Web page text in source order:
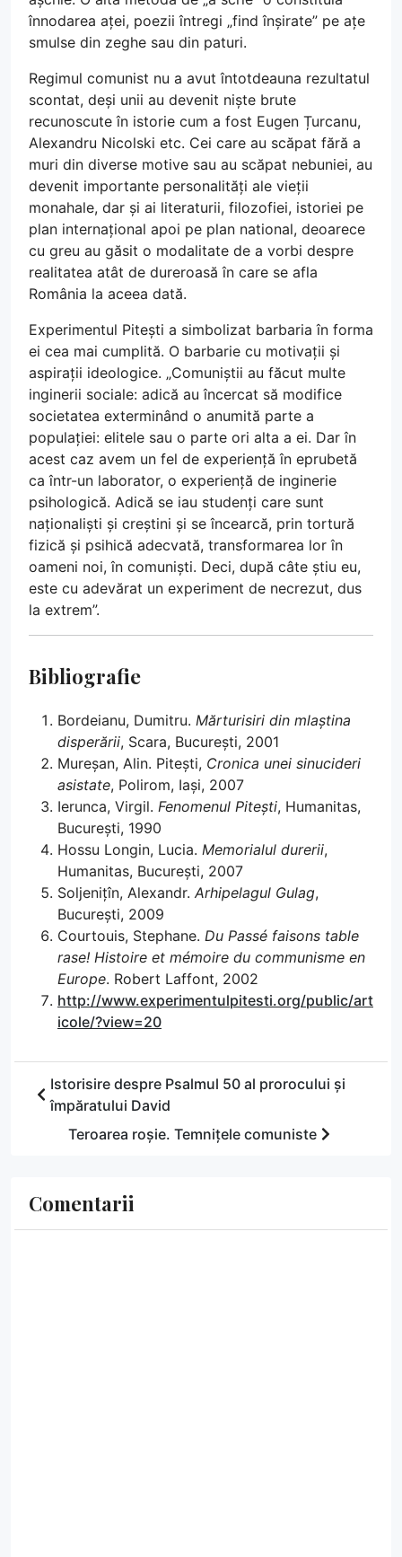
înnodarea aței, poezii întregi „find înșirate” pe ațe
smulse din zeghe sau din paturi.
Regimul comunist nu a avut întotdeauna rezultatul
scontat, deși unii au devenit niște brute
recunoscute în istorie cum a fost Eugen Țurcanu,
Alexandru Nicolski etc. Cei care au scăpat fără a
muri din diverse motive sau au scăpat nebuniei, au
devenit importante personalități ale vieții
monahale, dar și ai literaturii, filozofiei, istoriei pe
plan internațional apoi pe plan national, deoarece
cu greu au găsit o modalitate de a vorbi despre
realitatea atât de dureroasă în care se afla
România la aceea dată.
Experimentul Pitești a simbolizat barbaria în forma
ei cea mai cumplită. O barbarie cu motivații și
aspirații ideologice. „Comuniștii au făcut multe
inginerii sociale: adică au încercat să modifice
societatea exterminând o anumită parte a
populației: elitele sau o parte ori alta a ei. Dar în
acest caz avem un fel de experiență în eprubetă
ca într-un laborator, o experiență de inginerie
psihologică. Adică se iau studenți care sunt
naționaliști și creștini și se încearcă, prin tortură
fizică și psihică adecvată, transformarea lor în
oameni noi, în comuniști. Deci, după câte știu eu,
este cu adevărat un experiment de necrezut, dus
la extrem”.
Bibliografie
Bordeianu, Dumitru. Mărturisiri din mlaștina
disperării, Scara, București, 2001
Mureșan, Alin. Pitești, Cronica unei sinucideri
asistate, Polirom, Iași, 2007
Ierunca, Virgil. Fenomenul Pitești, Humanitas,
București, 1990
Hossu Longin, Lucia. Memorialul durerii,
Humanitas, București, 2007
Soljenițîn, Alexandr. Arhipelagul Gulag,
București, 2009
Courtouis, Stephane. Du Passé faisons table
rase! Histoire et mémoire du communisme en
Europe. Robert Laffont, 2002
http://www.experimentulpitesti.org/public/art
icole/?view=20
Istorisire despre Psalmul 50 al prorocului și
împăratului David
Teroarea roșie. Temnițele comuniste
Comentarii